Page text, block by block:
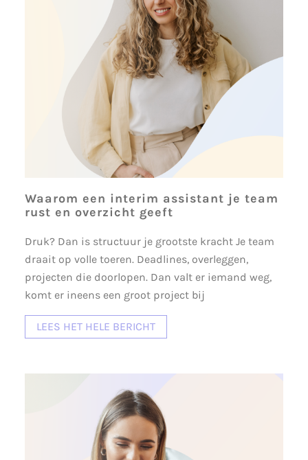
Waarom een interim assistant je team
rust en overzicht geeft
Druk? Dan is structuur je grootste kracht Je team
draait op volle toeren. Deadlines, overleggen,
projecten die doorlopen. Dan valt er iemand weg,
komt er ineens een groot project bij
LEES HET HELE BERICHT